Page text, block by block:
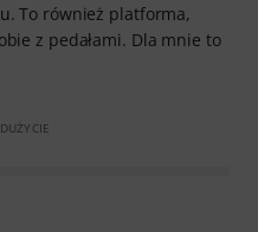
To również platforma,
z pedałami. Dla mnie to